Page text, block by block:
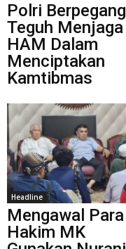
Polri Berpegang
Teguh Menjaga
HAM Dalam
Menciptakan
Kamtibmas
Headline
Mengawal Para
Hakim MK